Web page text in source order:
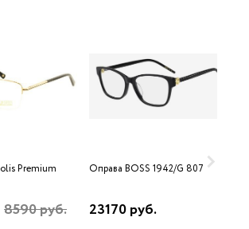
Premium
8590 руб.
Оправа BOSS 1942/G 807
23170 руб.